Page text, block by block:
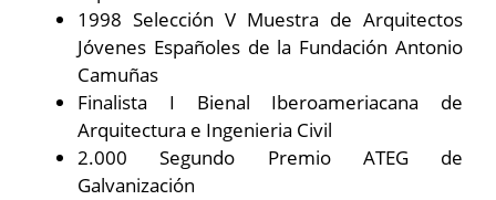
1998 Selección V Muestra de Arquitectos
Jóvenes Españoles de la Fundación Antonio
Camuñas
Finalista I Bienal Iberoameriacana de
Arquitectura e Ingenieria Civil
2.000 Segundo Premio ATEG de
Galvanización